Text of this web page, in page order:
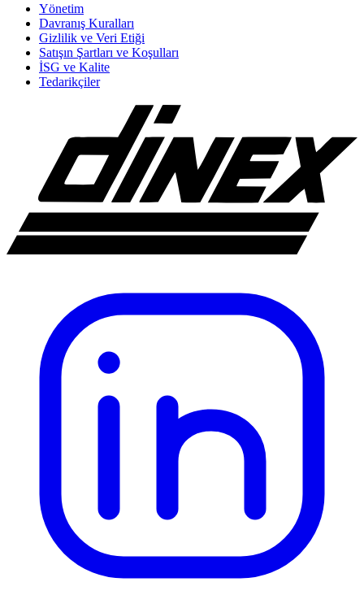
Yönetim
Davranış Kuralları
Gizlilik ve Veri Etiği
Satışın Şartları ve Koşulları
İSG ve Kalite
Tedarikçiler